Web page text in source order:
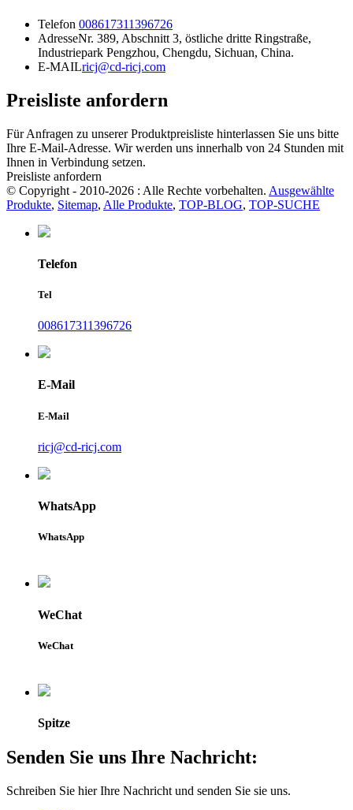
Telefon 008617311396726
AdresseNr. 389, Abschnitt 3, östliche dritte Ringstraße,
Industriepark Pengzhou, Chengdu, Sichuan, China.
E-MAILricj@cd-ricj.com
Preisliste anfordern
Für Anfragen zu unserer Produktpreisliste hinterlassen Sie uns bitte
Ihre E-Mail-Adresse. Wir werden uns innerhalb von 24 Stunden mit
Ihnen in Verbindung setzen.
Preisliste anfordern
© Copyright - 2010-2026 : Alle Rechte vorbehalten. Ausgewählte
Produkte, Sitemap, Alle Produkte, TOP-BLOG, TOP-SUCHE
Telefon
Tel
008617311396726
E-Mail
E-Mail
ricj@cd-ricj.com
WhatsApp
WhatsApp
WeChat
WeChat
Spitze
Senden Sie uns Ihre Nachricht:
Schreiben Sie hier Ihre Nachricht und senden Sie sie uns.